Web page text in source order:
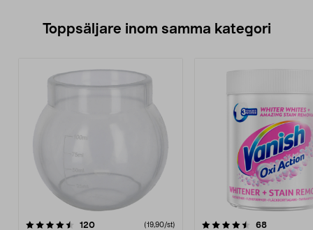
Toppsäljare inom samma kategori
120recensioner (19,90/st)
4.5 av 5 stjärnor 68recensioner
4.5 av 5 stjärnor